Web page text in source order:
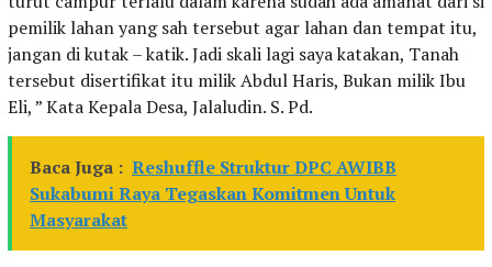
pemilik lahan yang sah tersebut agar lahan dan tempat itu,
jangan di kutak – katik. Jadi skali lagi saya katakan, Tanah
tersebut disertifikat itu milik Abdul Haris, Bukan milik Ibu
Eli, ” Kata Kepala Desa, Jalaludin. S. Pd.
Baca Juga : Reshuffle Struktur DPC AWIBB
Sukabumi Raya Tegaskan Komitmen Untuk
Masyarakat